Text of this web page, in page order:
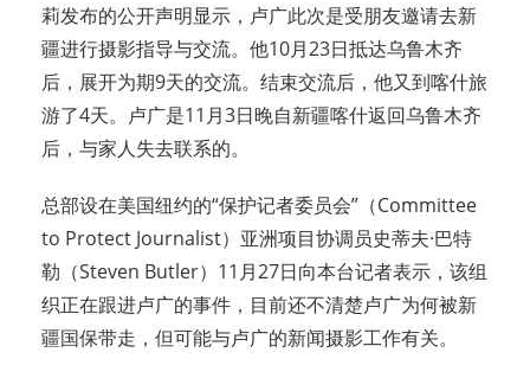
莉发布的公开声明显示，卢广此次是受朋友邀请去新
疆进行摄影指导与交流。他10月23日抵达乌鲁木齐
后，展开为期9天的交流。结束交流后，他又到喀什旅
游了4天。卢广是11月3日晚自新疆喀什返回乌鲁木齐
后，与家人失去联系的。
总部设在美国纽约的“保护记者委员会”（Committee
to Protect Journalist）亚洲项目协调员史蒂夫·巴特
勒（Steven Butler）11月27日向本台记者表示，该组
织正在跟进卢广的事件，目前还不清楚卢广为何被新
疆国保带走，但可能与卢广的新闻摄影工作有关。